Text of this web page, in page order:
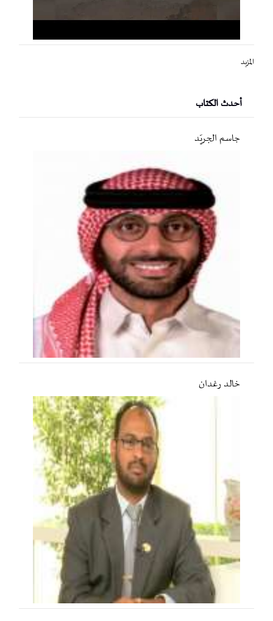
المزيد
أحدث الكتاب
جاسم الجريّد
خالد رغدان